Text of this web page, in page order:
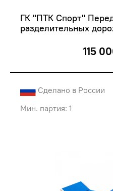
ГК "ПТК Спорт"
разделительных
115
Сделано в России
Мин. партия: 1